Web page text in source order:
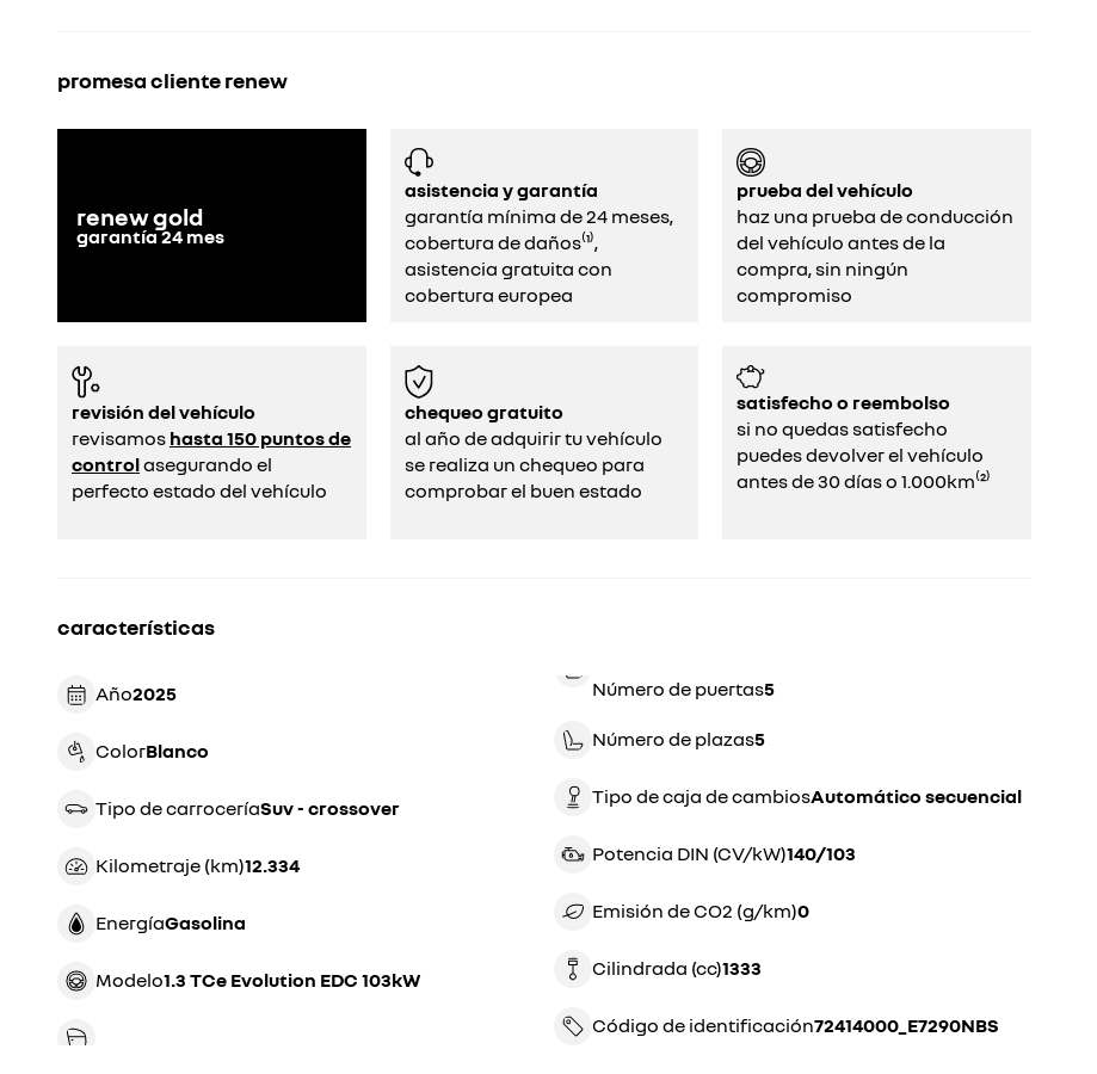
promesa cliente renew
renew gold
garantía24 mes
asistencia y garantía
garantía mínima de 24 meses,
cobertura de daños⁽¹⁾,
asistencia gratuita con
cobertura europea
prueba del vehículo
haz una prueba de conducción
del vehículo antes de la
compra, sin ningún
compromiso
revisión del vehículo
revisamos hasta 150 puntos de
controlasegurando el
perfecto estado del vehículo
chequeo gratuito
al año de adquirir tu vehículo
se realiza un chequeo para
comprobar el buen estado​​
satisfecho o reembolso
si no quedas satisfecho
puedes devolver el vehículo
antes de 30 días o 1.000km⁽²⁾
características
Año 2025
Color blanco
Tipo de carrocería suv - crossover
Kilometraje (km) 12.334
Energía gasolina
Modelo 1.3 TCe Evolution EDC 103kW
Número de puertas5
Número de plazas5
Tipo de caja de cambios automático secuencial
Potencia DIN (CV/kW) 140/103
Emisión de CO2 (g/km)0
Cilindrada (cc) 1333
Código de identificación 72414000_E7290NBS